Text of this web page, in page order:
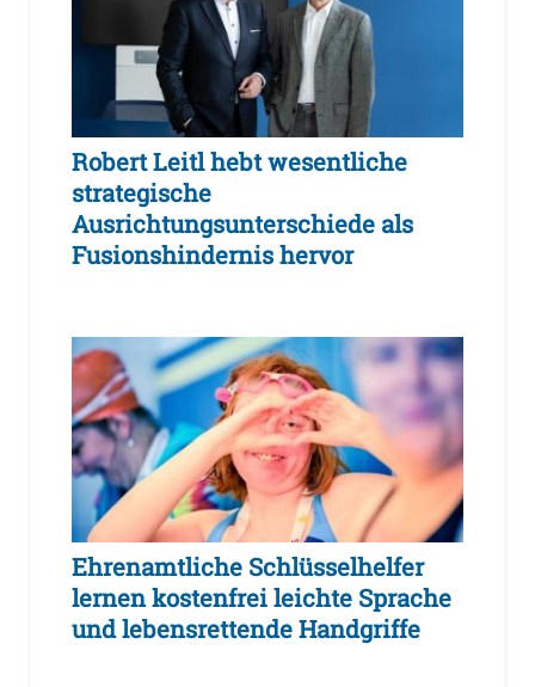
Robert Leitl hebt wesentliche
strategische
Ausrichtungsunterschiede als
Fusionshindernis hervor
Ehrenamtliche Schlüsselhelfer
lernen kostenfrei leichte Sprache
und lebensrettende Handgriffe